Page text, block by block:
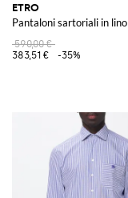
ETRO
Pantaloni sartoriali in lino
590,00 €
383,51 €
-35%